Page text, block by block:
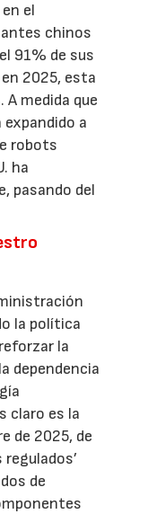
el
chinos
91% de sus
2025, esta
medida que
a
robots
ha
pasando del
la política
la
dependencia
claro es la
de 2025, de
de